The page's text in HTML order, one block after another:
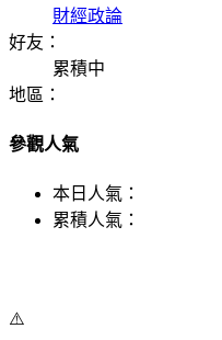
財經政論
好友：
累積中
地區：
參觀人氣
本日人氣：
累積人氣：
⚠️